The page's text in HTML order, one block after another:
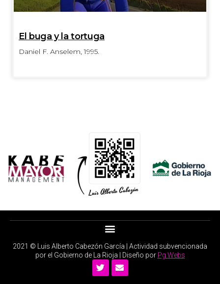
El buga y la tortuga
Daniel F. Anselem, 1995.
2021 © Luis Alberto Cabezón García | Actividad subvencionada
por el Gobierno de La Rioja | Diseño por Pg Webs